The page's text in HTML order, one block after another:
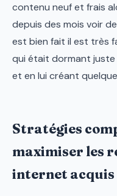
contenu neuf et frais
depuis des mois voir
est bien fait il est très
qui était dormant juste
et en lui créant
Stratégies
maximiser les
internet acquis